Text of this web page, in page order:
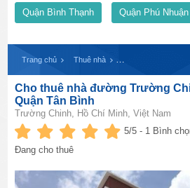
Quận Bình Thạnh Quận Phú Nhuận
Trang chủ Thuê nhà
Cho thuê nhà đường Trường
Quận Tân Bình
Trường Chinh, Hồ Chí Minh, Việt Nam
5/5 - 1 Bình
Đang cho thuê